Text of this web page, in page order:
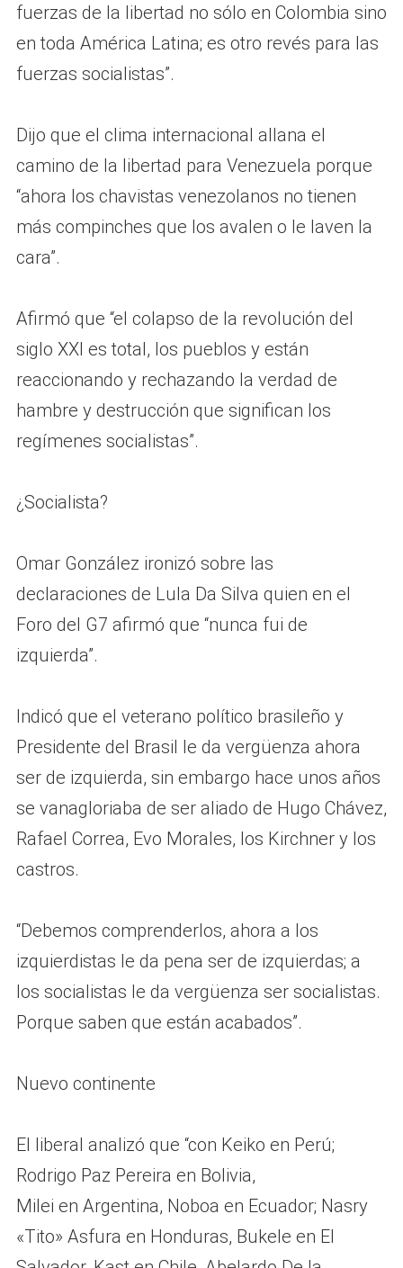
fuerzas de la libertad no sólo en Colombia sino
en toda América Latina; es otro revés para las
fuerzas socialistas”.
Dijo que el clima internacional allana el
camino de la libertad para Venezuela porque
“ahora los chavistas venezolanos no tienen
más compinches que los avalen o le laven la
cara”.
Afirmó que “el colapso de la revolución del
siglo XXI es total, los pueblos y están
reaccionando y rechazando la verdad de
hambre y destrucción que significan los
regímenes socialistas”.
¿Socialista?
Omar González ironizó sobre las
declaraciones de Lula Da Silva quien en el
Foro del G7 afirmó que “nunca fui de
izquierda”.
Indicó que el veterano político brasileño y
Presidente del Brasil le da vergüenza ahora
ser de izquierda, sin embargo hace unos años
se vanagloriaba de ser aliado de Hugo Chávez,
Rafael Correa, Evo Morales, los Kirchner y los
castros.
“Debemos comprenderlos, ahora a los
izquierdistas le da pena ser de izquierdas; a
los socialistas le da vergüenza ser socialistas.
Porque saben que están acabados”.
Nuevo continente
El liberal analizó que “con Keiko en Perú;
Rodrigo Paz Pereira en Bolivia,
Milei en Argentina, Noboa en Ecuador; Nasry
«Tito» Asfura en Honduras, Bukele en El